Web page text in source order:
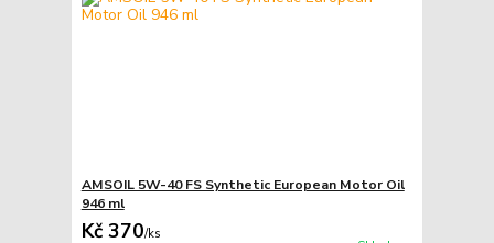
AMSOIL 5W-40 FS Synthetic European Motor Oil
946 ml
Kč 370/ks